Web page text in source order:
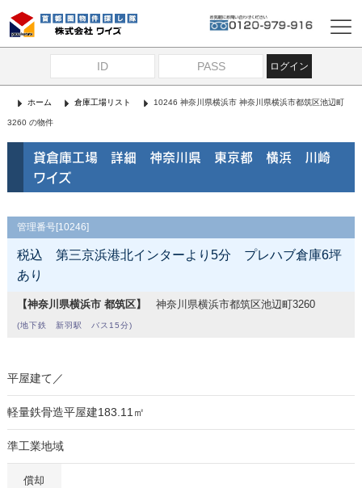
ログイン
ホーム 倉庫工場リスト 10246 神奈川県横浜市 神奈川県横浜市都筑区池辺町
3260 の物件
貸倉庫工場 詳細 神奈川県 東京都 横浜 川崎
ワイズ
管理番号[10246]
税込 第三京浜港北インターより5分 プレハブ倉庫6坪
あり
【神奈川県横浜市 都筑区】 神奈川県横浜市都筑区池辺町3260
(地下鉄 新羽駅 バス15分)
平屋建て／
軽量鉄骨造平屋建183.11㎡
準工業地域
償却